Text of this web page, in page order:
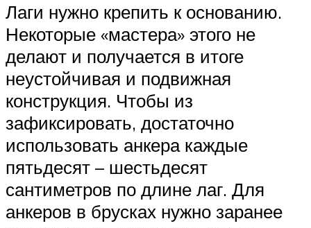
Лаги нужно крепить к основанию.
Некоторые «мастера» этого не
делают и получается в итоге
неустойчивая и подвижная
конструкция. Чтобы из
зафиксировать, достаточно
использовать анкера каждые
пятьдесят – шестьдесят
сантиметров по длине лаг. Для
анкеров в брусках нужно заранее